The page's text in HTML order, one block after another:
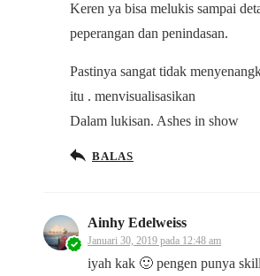
Keren ya bisa melukis sampai
peperangan dan penindasan.
Pastinya sangat tidak
itu . menvisualisasikan
Dalam lukisan. Ashes in show
BALAS
Ainhy Edelweiss
Januari 30, 2019 pada 12:48 am
iyah kak 🙂 pengen punya